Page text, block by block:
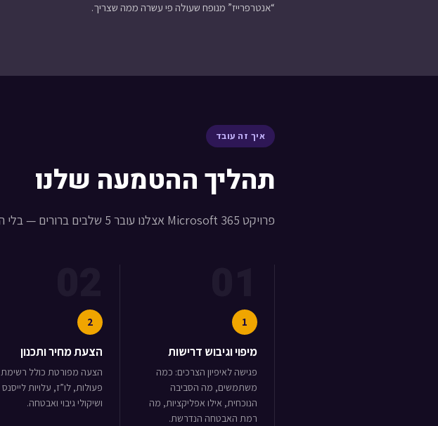
“אנטרפרייז” מנופח שעולה פי עשרה ממה שצריך.
איך זה עובד
תהליך ההטמעה שלנו
פרויקט Microsoft 365 אצלנו עובר 5 שלבים ברורים — בלי הפתעות, בלי עיכובים.
1
מיפוי וגיבוש דרישות
פגישה לאיפיון הצרכים: כמה
משתמשים, מה הסביבה
הנוכחית, אילו אפליקציות, מה
רמת האבטחה הנדרשת.
2
הצעת מחיר ותכנון
הצעה מפורטת כולל רשימת
פעולות, לו”ז, עלויות לייסנס
ושיקולי גיבוי ואבטחה.